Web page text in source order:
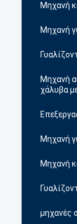
Μηχανή
Μηχανή
Μηχανή
χάλυβα
Μηχανή
Μηχανή
μηχανές